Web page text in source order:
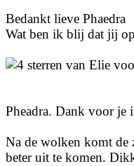
Bedankt lieve Phaedra
Wat ben ik blij dat jij
Pheadra. Dank voor je
Na de wolken komt de
beter uit te komen.